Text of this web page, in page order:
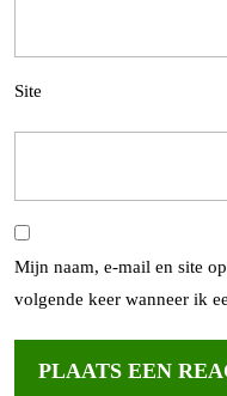
Site
Mijn naam, e-mail en site
volgende keer wanneer ik